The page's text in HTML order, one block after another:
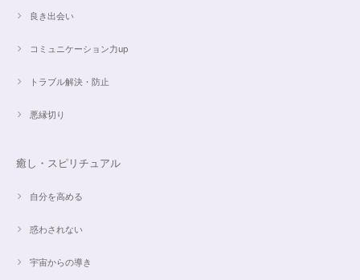
すぐに手元に届きました。写真の通りで、とてもキレイで気にいっていま
ちらでお願いしたいと思います☺️
良き出会い
コミュニケーション力up
トラブル解決・防止
悪縁切り
癒し・スピリチュアル
自分を高める
惑わされない
宇宙からの導き